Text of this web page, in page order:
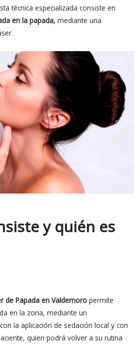
técnica especializada consiste en
en la papada, mediante una
y quién es
de Papada en Valdemoro permite
en la zona, mediante un
la aplicación de sedación local y con
quien podrá volver a su rutina